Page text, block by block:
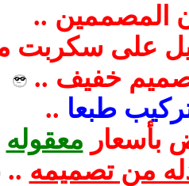
المصممين ..
على سكربت
خفيف ..
طبعا ..
بأسعار معقوله
من تصميمه ..